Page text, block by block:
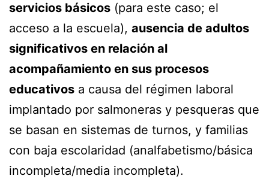
servicios básicos (para este caso; el
acceso a la escuela), ausencia de adultos
significativos en relación al
acompañamiento en sus procesos
educativos a causa del régimen laboral
implantado por salmoneras y pesqueras que
se basan en sistemas de turnos, y familias
con baja escolaridad (analfabetismo/básica
incompleta/media incompleta).